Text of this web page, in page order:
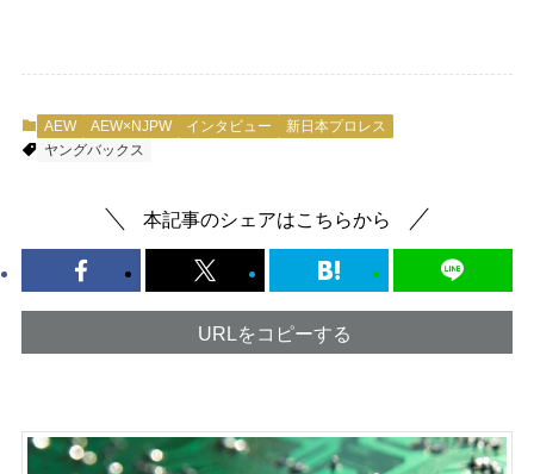
AEW AEW×NJPW インタビュー
新日本プロレス
ヤングバックス
本記事のシェアはこちらから
URLをコピーする